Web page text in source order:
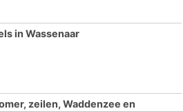
in Wassenaar
zeilen, Waddenzee en